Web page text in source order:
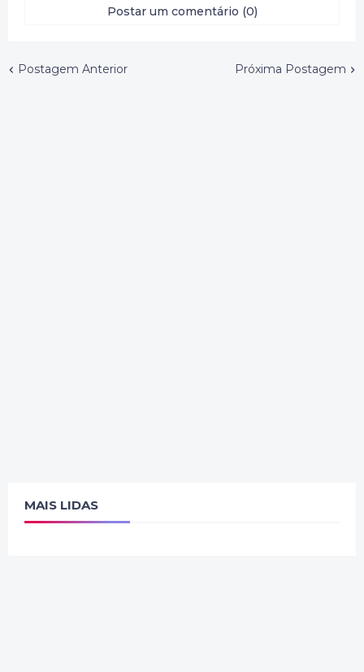
Postar um comentário (0)
Postagem Anterior Próxima Postagem
MAIS LIDAS